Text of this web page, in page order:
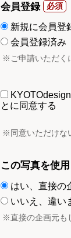
会員登録
新規に会員登
会員登録済み
※ご申請いただく
とに同意する
※同意いただけな
この写真を使
はい、直接の
いいえ、違い
※直接の企画元も